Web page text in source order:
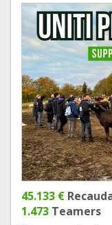
45.133 €
1.473 Teamers